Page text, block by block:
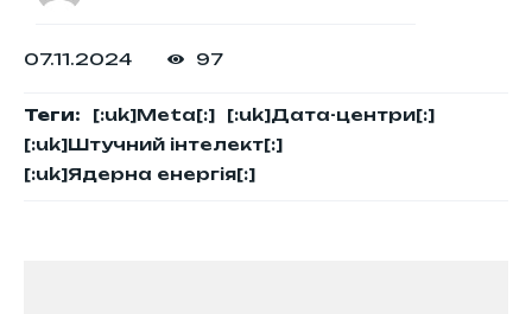
07.11.2024 97
Теги: [:uk]Meta[:]
[:uk]Дата-центри[:]
[:uk]Штучний інтелект[:]
[:uk]Ядерна енергія[:]